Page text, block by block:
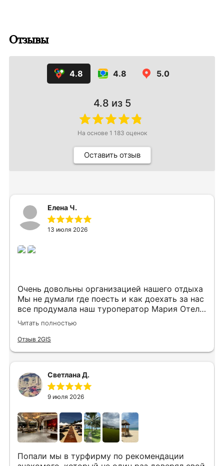
Отзывы
4.8 4.8 5.0
4.8 из 5
На основе 1 183 оценок
Оставить отзыв
Елена Ч.
13 июля 2026
Очень довольны организацией нашего отдыха
Мы не думали где поесть и как доехать за нас
все продумала наш туроператор Мария Отель
в котором мы жили находится в тихом месте
в шаговой доступности большое количество
достопримечательностей и мест где можно
Читать полностью
Отзыв 2GIS
Светлана Д.
9 июля 2026
Попали мы в турфирму по рекомендации